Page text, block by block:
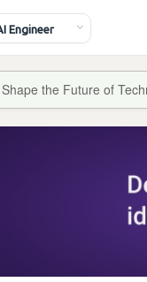
Engineer
the Future of